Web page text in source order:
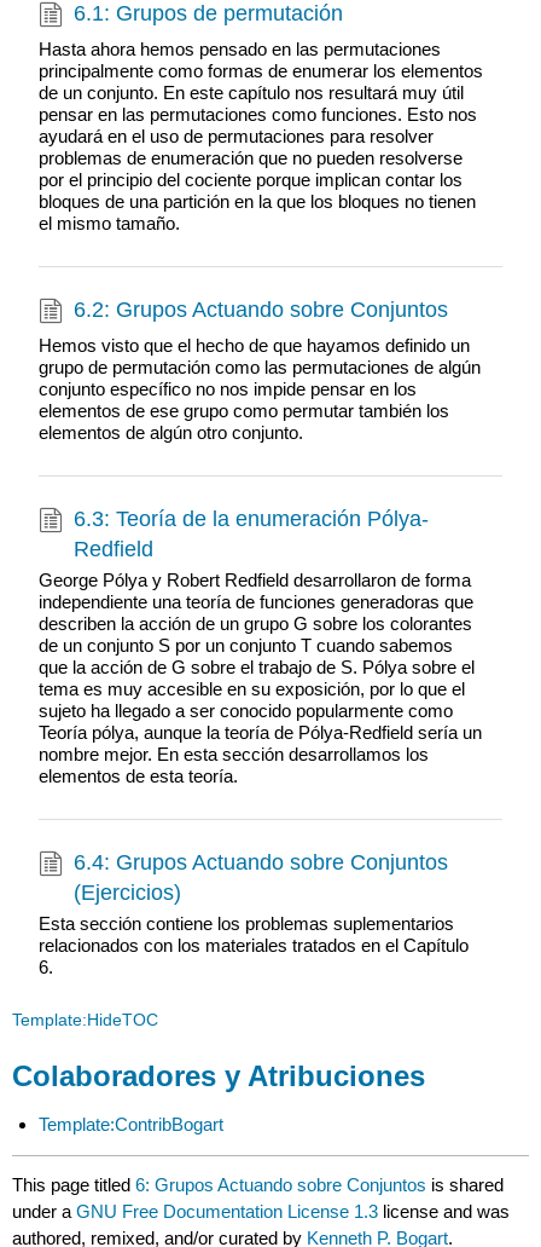
6.1: Grupos de permutación
Hasta ahora hemos pensado en las permutaciones
principalmente como formas de enumerar los elementos
de un conjunto. En este capítulo nos resultará muy útil
pensar en las permutaciones como funciones. Esto nos
ayudará en el uso de permutaciones para resolver
problemas de enumeración que no pueden resolverse
por el principio del cociente porque implican contar los
bloques de una partición en la que los bloques no tienen
el mismo tamaño.
6.2: Grupos Actuando sobre Conjuntos
Hemos visto que el hecho de que hayamos definido un
grupo de permutación como las permutaciones de algún
conjunto específico no nos impide pensar en los
elementos de ese grupo como permutar también los
elementos de algún otro conjunto.
6.3: Teoría de la enumeración Pólya-
Redfield
George Pólya y Robert Redfield desarrollaron de forma
independiente una teoría de funciones generadoras que
describen la acción de un grupo G sobre los colorantes
de un conjunto S por un conjunto T cuando sabemos
que la acción de G sobre el trabajo de S. Pólya sobre el
tema es muy accesible en su exposición, por lo que el
sujeto ha llegado a ser conocido popularmente como
Teoría pólya, aunque la teoría de Pólya-Redfield sería un
nombre mejor. En esta sección desarrollamos los
elementos de esta teoría.
6.4: Grupos Actuando sobre Conjuntos
(Ejercicios)
Esta sección contiene los problemas suplementarios
relacionados con los materiales tratados en el Capítulo
6.
Template:HideTOC
Colaboradores y Atribuciones
Template:ContribBogart
This page titled6: Grupos Actuando sobre Conjuntos is shared
under aGNU Free Documentation License 1.3 license and was
authored, remixed, and/or curated by Kenneth P. Bogart.